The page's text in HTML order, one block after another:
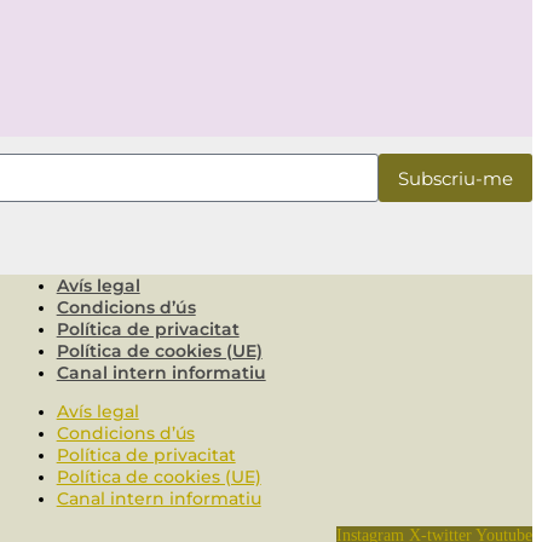
Avís legal
Condicions d’ús
Política de privacitat
Política de cookies (UE)
Canal intern informatiu
Avís legal
Condicions d’ús
Política de privacitat
Política de cookies (UE)
Canal intern informatiu
Instagram X-twitter Youtube